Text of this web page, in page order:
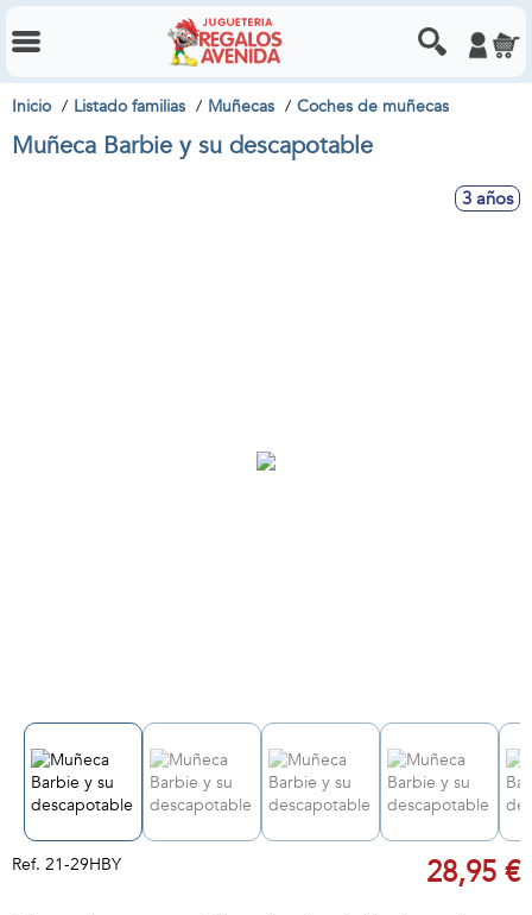
Inicio Listado familias Muñecas Coches de muñecas
Muñeca Barbie y su descapotable
3 años
Ref. 21-29HBY 28,95 €